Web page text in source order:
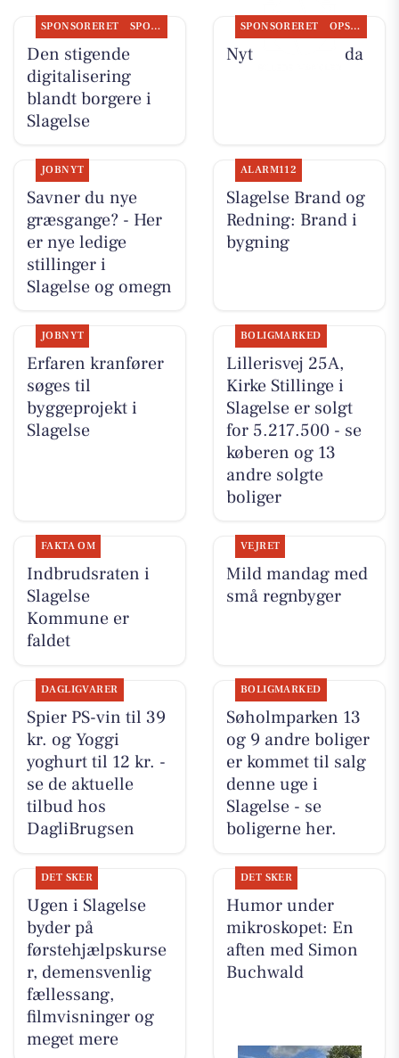
SPONSORERET SPONSORERET INDHOLD
Den stigende
digitalisering
blandt borgere i
Slagelse
SPONSORERET OPSLAGSTAVLEN
Nyt fra Flore Vida
JOBNYT
Savner du nye
græsgange? - Her
er nye ledige
stillinger i
Slagelse og omegn
ALARM112
Slagelse Brand og
Redning: Brand i
bygning
JOBNYT
Erfaren kranfører
søges til
byggeprojekt i
Slagelse
BOLIGMARKED
Lillerisvej 25A,
Kirke Stillinge i
Slagelse er solgt
for 5.217.500 - se
køberen og 13
andre solgte
boliger
FAKTA OM
Indbrudsraten i
Slagelse
Kommune er
faldet
VEJRET
Mild mandag med
små regnbyger
DAGLIGVARER
Spier PS-vin til 39
kr. og Yoggi
yoghurt til 12 kr. -
se de aktuelle
tilbud hos
DagliBrugsen
BOLIGMARKED
Søholmparken 13
og 9 andre boliger
er kommet til salg
denne uge i
Slagelse - se
boligerne her.
DET SKER
Ugen i Slagelse
byder på
førstehjælpskurse
r, demensvenlig
fællessang,
filmvisninger og
meget mere
DET SKER
Humor under
mikroskopet: En
aften med Simon
Buchwald